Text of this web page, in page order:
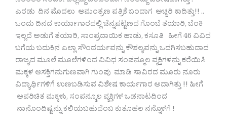
ಎರಡು ದಿನ ಮೊದಲು ಆಮಂತ್ರಣ ಪತ್ರಿಕೆ ಬಂದಾಗ ಅಚ್ಚರಿ ಕಾದಿತ್ತು!! ..
ಒಂದು ದಿನದ ಕಾರ್ಯಾಗಾರದಲ್ಲಿ ಚೆನ್ನಪಟ್ಟಣದ ಗೊಂಬೆ ತಯಾರಿ, ಬೆಂಕಿ
ಇಲ್ಲದೆ ಅಡುಗೆ ತಯಾರಿ, ಸಾಂಪ್ರದಾಯಿಕ ಹಾಡು, ಕಸೂತಿ ಹೀಗೆ 46 ವಿವಿಧ
ಬಗೆಯ ಬದುಕಿನ ಎಲ್ಲಾ ಸೌಂದರ್ಯವನ್ನು ಕೌಶಲ್ಯವನ್ನು ಒದಗಿಸಬಹುದಾದ
ರಾಜ್ಯದ ಮೂಲೆ ಮೂಲೆಗಳಿಂದ ವಿವಿಧ ಸಂಪನ್ಮೂಲ ವ್ಯಕ್ತಿಗಳನ್ನು ಕರೆಯಿಸಿ
ಮಕ್ಕಳ ಆಸಕ್ತಿಗನುಗುಣವಾಗಿ ಗುಂಪು ಮಾಡಿ ಸಾವಿರದ ಮೂರು ನೂರು
ವಿದ್ಯಾರ್ಥಿಗಳಿಗೆ ಉಣಬಡಿಸುವ ವಿಶೇಷ ಕಾರ್ಯಗಾರ ಅದಾಗಿತ್ತು !! ಹೀಗೆ
ಅಪರಿಚಿತ ಮಕ್ಕಳು, ಸಂಪನ್ಮೂಲ ವ್ಯಕ್ತಿಗಳ ಒಡನಾಟದಿಂದ
ನಾನೊಂದಿಷ್ಟನ್ನು ಕಲಿಯಬಹುದೆಂಬ ಕುತೂಹಲ ನನ್ನೊಳಗೆ !